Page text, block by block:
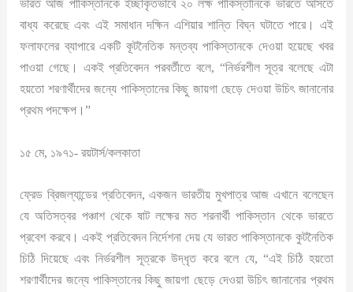
ভারত আজ পাকিস্তানকে ইচ্ছাকৃতভাবে ২০ লক্ষ পাকিস্তানিকে ভারতে আসতে
বাধ্য করেছে এবং এই সমাধান দক্ষিন এশিয়ার শান্তি বিঘ্ন ঘটাতে পারে। এই
ফলাফলের ব্যাপারে একটি কূটনৈতিক মন্তব্য পাকিস্তানকে দেওয়া হয়েছে খবর
পাওয়া গেছে। একই প্রতিবেদন পরবর্তীতে বলে, “নির্ভরশীল সূত্র বলেছে এটা
হয়তো শরণার্থীদের জন্যে পাকিস্তানের কিছু জায়গা ছেড়ে দেওয়া উচিৎ জানানোর
প্রথম পদক্ষেপ।”
১৫ মে, ১৯৭১- রয়টার্স/কলকাতা
ফ্রেড ব্রিজল্যান্ডের প্রতিবেদন, একজন ভারতীয় মুখপাত্র আজ এখানে বলেছেন
যে অতিসত্বর পঞ্চাশ থেকে ষাট লক্ষের মত শরনার্থী পাকিস্তান থেকে ভারতে
প্রবেশ করবে। একই প্রতিবেদন নির্দেশনা দেয় যে ভারত পাকিস্তানকে কুটনৈতিক
চিঠি দিয়েছে এবং নির্ভরশীল সূত্রকে উদ্ধৃত করে বলে যে, “এই চিঠি হয়তো
শরণার্থীদের জন্যে পাকিস্তানের কিছু জায়গা ছেড়ে দেওয়া উচিৎ জানানোর প্রথম